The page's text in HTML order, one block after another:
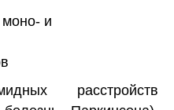
моно- и
расстройств